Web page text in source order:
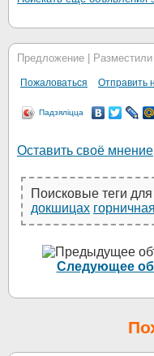
Предложение | Разместили
Пожаловаться Отправить
Падзяліцца
Оставить своё мнение
Поисковые теги
докшицах горничная
Следующее